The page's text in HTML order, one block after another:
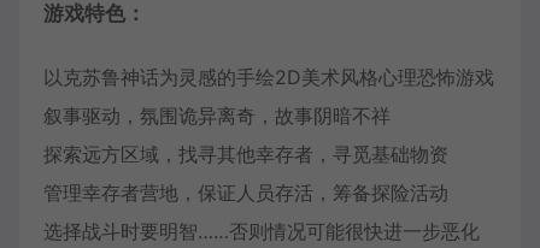
游戏特色：
以克苏鲁神话为灵感的手绘2D美术风格心理恐怖游戏
叙事驱动，氛围诡异离奇，故事阴暗不祥
探索远方区域，找寻其他幸存者，寻觅基础物资
管理幸存者营地，保证人员存活，筹备探险活动
选择战斗时要明智……否则情况可能很快进一步恶化